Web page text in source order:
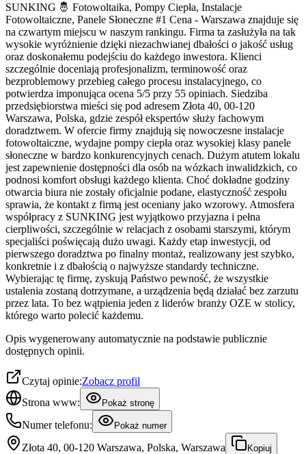
SUNKING 🤴 Fotowoltaika, Pompy Ciepła, Instalacje
Fotowoltaiczne, Panele Słoneczne #1 Cena - Warszawa znajduje się
na czwartym miejscu w naszym rankingu. Firma ta zasłużyła na tak
wysokie wyróżnienie dzięki niezachwianej dbałości o jakość usług
oraz doskonałemu podejściu do każdego inwestora. Klienci
szczególnie doceniają profesjonalizm, terminowość oraz
bezproblemowy przebieg całego procesu instalacyjnego, co
potwierdza imponująca ocena 5/5 przy 55 opiniach. Siedziba
przedsiębiorstwa mieści się pod adresem Złota 40, 00-120
Warszawa, Polska, gdzie zespół ekspertów służy fachowym
doradztwem. W ofercie firmy znajdują się nowoczesne instalacje
fotowoltaiczne, wydajne pompy ciepła oraz wysokiej klasy panele
słoneczne w bardzo konkurencyjnych cenach. Dużym atutem lokalu
jest zapewnienie dostępności dla osób na wózkach inwalidzkich, co
podnosi komfort obsługi każdego klienta. Choć dokładne godziny
otwarcia biura nie zostały oficjalnie podane, elastyczność zespołu
sprawia, że kontakt z firmą jest oceniany jako wzorowy. Atmosfera
współpracy z SUNKING jest wyjątkowo przyjazna i pełna
cierpliwości, szczególnie w relacjach z osobami starszymi, którym
specjaliści poświęcają dużo uwagi. Każdy etap inwestycji, od
pierwszego doradztwa po finalny montaż, realizowany jest szybko,
konkretnie i z dbałością o najwyższe standardy techniczne.
Wybierając tę firmę, zyskują Państwo pewność, że wszystkie
ustalenia zostaną dotrzymane, a urządzenia będą działać bez zarzutu
przez lata. To bez wątpienia jeden z liderów branży OZE w stolicy,
którego warto polecić każdemu.
Opis wygenerowany automatycznie na podstawie publicznie
dostępnych opinii.
Czytaj opinie:Zobacz profil
Strona www:
Pokaż stronę
Numer telefonu: Pokaż numer
Złota 40, 00-120 Warszawa, Polska, Warszawa Kopiuj